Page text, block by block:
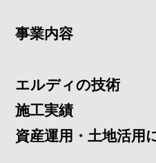
事業内容
エルディの技術
施工実績
資産運用・土地活用